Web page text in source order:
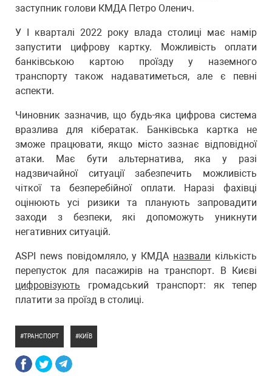
заступник голови КМДА Петро Оленич.
У I кварталі 2022 року влада столиці має намір
запустити цифрову картку. Можливість оплати
банківською картою проїзду у наземного
транспорту також надаватиметься, але є певні
аспекти.
Чиновник зазначив, що будь-яка цифрова система
вразлива для кібератак. Банківська картка не
зможе працювати, якщо місто зазнає відповідної
атаки. Має бути альтернатива, яка у разі
надзвичайної ситуації забезпечить можливість
чіткої та безперебійної оплати. Наразі фахівці
оцінюють усі ризики та планують запровадити
заходи з безпеки, які допоможуть уникнути
негативних ситуацій.
ASPI news повідомляло, у КМДА назвали кількість
перепусток для пасажирів на транспорт. В Києві
цифровізують громадський транспорт: як тепер
платити за проїзд в столиці.
ТРАНСПОРТ КИЇВ